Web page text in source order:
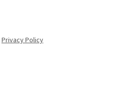
Privacy Policy